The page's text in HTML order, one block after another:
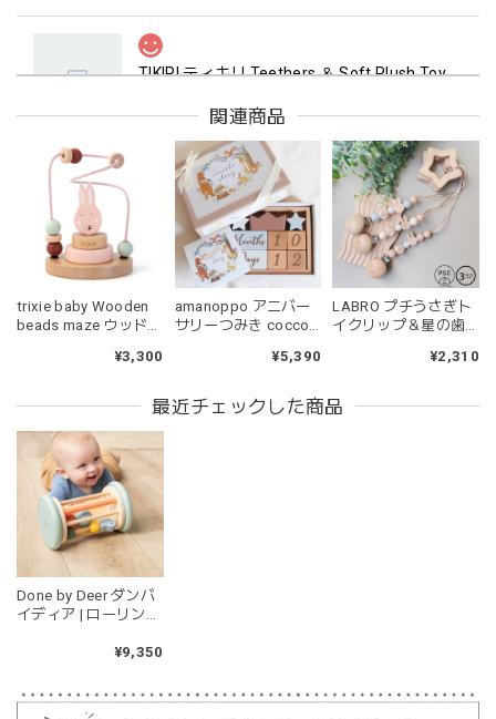
TIKIRI ティキリ Teethers ＆ Soft Plush Toy Alvin ぞう 歯固め＆ぬいぐるみセット
2026/06/18
マグカップ BEANS 2 美濃焼 日本製 コーヒー豆柄
ブラウン
2026/06/17
kawaii&born | ハート型 歯固めリング シリコン
2026/04/24
持ちやすいようで今持ってるおもちゃの中で1番長く握って
遊び方をしています。見た目が可愛いので遊んでいる姿もと
ても可愛いです。また、シリコン製なので哺乳瓶と一緒に洗
ったり除菌できたり常に清潔に保てるのも嬉しいです。
moca
2026/04/24
耳の部分が咥えやすいようでよく遊んでいます。木の部分は
ますが、見た目が可愛くて満足です。
関連商品
trixie baby Wooden
beads maze ウッドト
Rabbit うさぎ 木のお
¥3,300
amanoppo アニバー
サリーつみき coccole
¥5,390
LABRO プチうさぎト
イクリップ＆星の歯
おもちゃ ファースト
¥2,310
最近チェックした商品
Done by Deer ダンバ
イディア | ローリング
ー バーディ 木のおも
mirror - Birdee -
Colour mix
¥9,350